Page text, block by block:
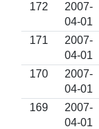
172
2007-
04-01
171
2007-
04-01
170
2007-
04-01
169
2007-
04-01